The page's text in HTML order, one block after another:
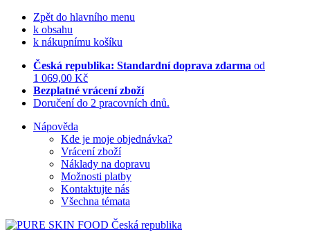
Zpět do hlavního menu
k obsahu
k nákupnímu košíku
Česká republika: Standardní doprava zdarma od
1 069,00 Kč
Bezplatné vrácení zboží
Doručení do 2 pracovních dnů.
Nápověda
Kde je moje objednávka?
Vrácení zboží
Náklady na dopravu
Možnosti platby
Kontaktujte nás
Všechna témata